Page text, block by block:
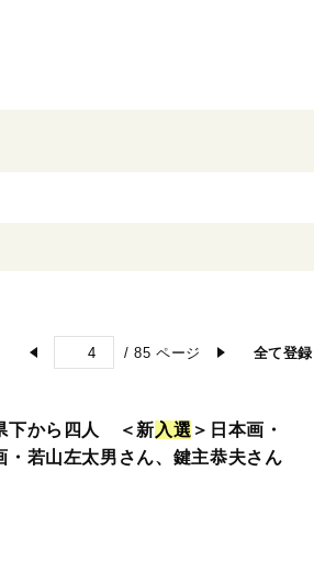
/ 85 ページ 全て登録
から四人 ＜新 入選 ＞日本画・
若山左太男さん、鍵主恭夫さん